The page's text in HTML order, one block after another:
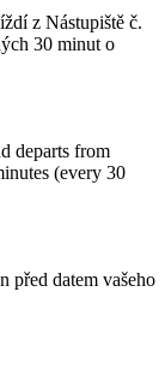
z Nástupiště č.
30 minut o
departs from
(every 30
před datem vašeho